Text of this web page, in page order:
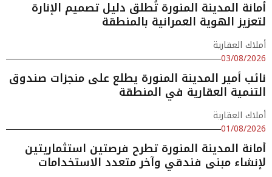
أمانة المدينة المنورة تُطلق دليل تصميم الإنارة
لتعزيز الهوية العمرانية بالمنطقة
أملاك العقارية
03/08/2026
نائب أمير المدينة المنورة يطلع على منجزات صندوق
التنمية العقارية في المنطقة
أملاك العقارية
01/08/2026
أمانة المدينة المنورة تطرح فرصتين استثماريتين
لإنشاء مبنى فندقي وآخر متعدد الاستخدامات